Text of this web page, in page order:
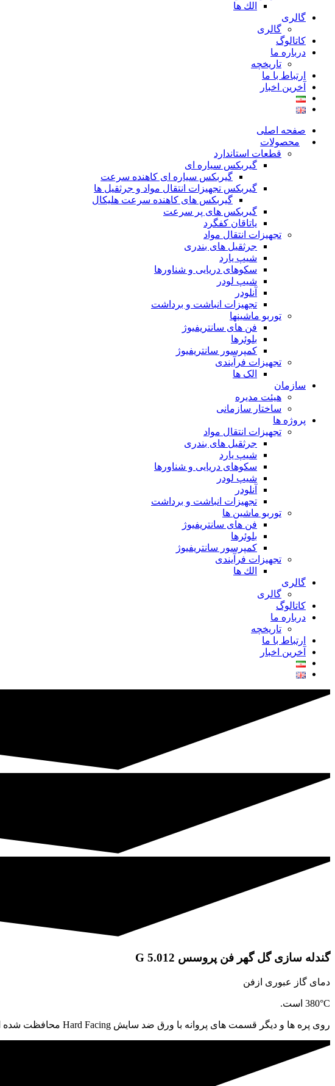
الك ها
گالری
گالری
کاتالوگ
درباره ما
تاريخچه
ارتباط با ما
آخرین اخبار
صفحه اصلی
محصولات
قطعات استاندارد
گيربكس سياره ای
گيربكس سياره ای كاهنده سرعت
گيربكس تجهيزات انتقال مواد و جرثقيل ها
گيربكس های كاهنده سرعت هليكال
گيربكس های پر سرعت
ياتاقان كفگرد
تجهیزات انتقال مواد
جرثقیل های بندری
شیپ یارد
سکوهای دریایی و شناورها
شیپ لودر
آنلودر
تجهیزات انباشت و برداشت
توربو ماشینها
فن های سانتریفیوژ
بلوئرها
کمپرسور سانتریفیوژ
تجهیزات فرآیندی
الک ها
سازمان
هيئت مديره
ساختار سازمانی
پروژه ها
تجهيزات انتقال مواد
جرثقيل های بندری
شيپ يارد
سكوهای دريايی و شناورها
شيپ لودر
آنلودر
تجهيزات انباشت و برداشت
توربو ماشين ها
فن های سانتريفيوژ
بلوئرها
کمپرسور سانتریفیوژ
تجهیزات فرآیندی
الك ها
گالری
گالری
کاتالوگ
درباره ما
تاريخچه
ارتباط با ما
آخرین اخبار
گندله سازی گل گهر فن پروسس G 5.012
دمای گاز عبوری ازفن
380°C است.
روی پره ها و دیگر قسمت های پروانه با ورق ضد سایش Hard Facing محافظت شده است.